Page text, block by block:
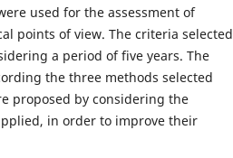
used for the assessment of
points of view. The criteria selected
a period of five years. The
the three methods selected
proposed by considering the
in order to improve their